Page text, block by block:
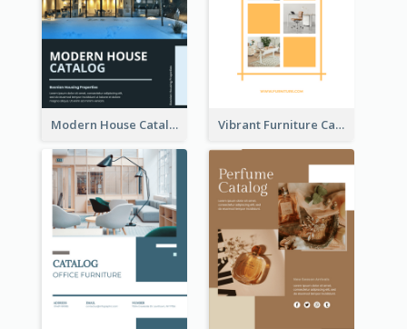
Modern House Catalog Vibrant Furniture Catalog